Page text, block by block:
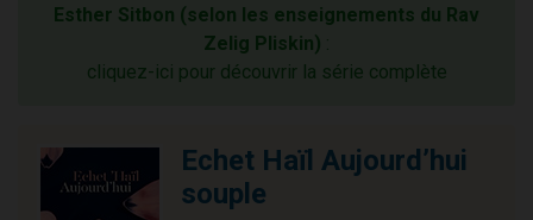
Esther Sitbon (selon les enseignements du Rav
Zelig Pliskin) :
cliquez-ici pour découvrir la série complète
Echet Haïl Aujourd’hui
souple